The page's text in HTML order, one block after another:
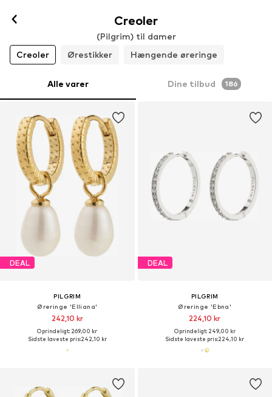
Creoler
(Pilgrim) til damer
Creoler
Ørestikker Hængende øreringe
Alle varer Dine tilbud 186
DEAL
PILGRIM
Øreringe 'Elliana'
242,10 kr
Oprindeligt: 269,00 kr
Sidste laveste pris:242,10 kr
DEAL
PILGRIM
Øreringe 'Ebna'
224,10 kr
Oprindeligt: 249,00 kr
Sidste laveste pris:224,10 kr